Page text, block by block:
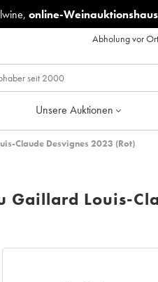
online-Weinauktionshaus
Abholung vor Ort
Unsere Auktionen
Claude Desvignes 2023 (Rot)
Gaillard Louis-